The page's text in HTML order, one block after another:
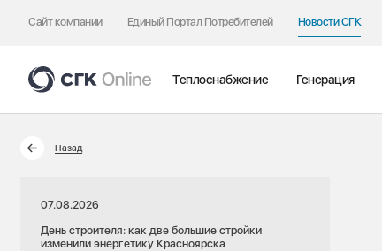
Сайт компании Единый Портал Потребителей Новости СГК
Теплоснабжение Генерация
Назад
07.08.2026
День строителя: как две большие стройки
изменили энергетику Красноярска